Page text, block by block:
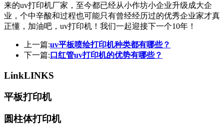
来的uv打印机厂家，至今都已经从小作坊小企业升级成大企
业，个中辛酸和过程也可能只有曾经经历过的优秀企业家才真
正懂，加油吧，uv打印机！我们一起迎接下一个10年！
上一篇:uv平板喷绘打印机种类都有哪些？
下一篇: 口红管uv打印机的优势有哪些？
LinkLINKS
平板打印机
圆柱体打印机